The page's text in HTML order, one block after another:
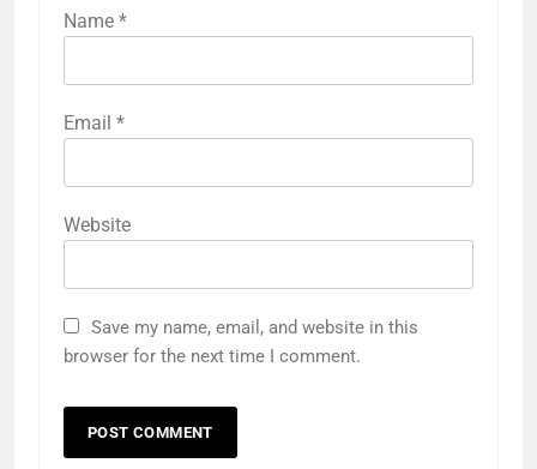
Name *
Email *
Website
Save my name, email, and website in this
browser for the next time I comment.